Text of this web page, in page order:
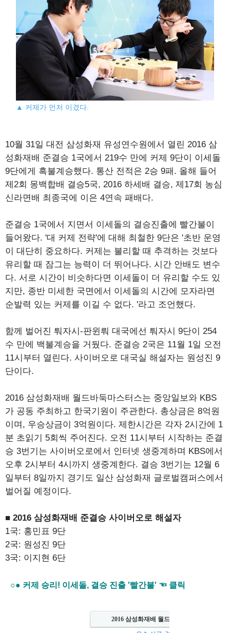
▲ 커제가 먼저 이겼다.
10월 31일 대전 삼성화재 유성연수원에서 열린 2016 삼
성화재배 준결승 1국에서 219수 만에 커제 9단이 이세돌
9단에게 흑불계승했다. 통산 전적은 2승 9패. 올해 들어
제2회 몽백합배 결승5국, 2016 하세배 결승, 제17회 농심
신라면배 최종국에 이은 4연속 패배다.
준결승 1국에서 지면서 이세돌의 결승진출에 빨간불이
들어왔다. '대 커제 전략'에 대해 최철한 9단은 '초반 운영
이 대단히 중요하다. 커제는 불리할 때 추격하는 것보다
유리할 때 잠그는 능력이 더 뛰어나다. 시간 안배도 변수
다. 서로 시간이 비슷하다면 이세돌이 더 유리할 수도 있
지만, 종반 미세한 국면에서 이세돌의 시간에 모자라면
순발력 있는 커제를 이길 수 없다. '라고 조언했다.
함께 벌어진 퉈자시-판윈뤄 대국에선 퉈자시 9단이 254
수 만에 백불계승을 거뒀다. 준결승 2국은 11월 1일 오전
11시부터 열린다. 사이버오로 대국실 해설자는 원성진 9
단이다.
2016 삼성화재배 월드바둑마스터스는 중앙일보와 KBS
가 공동 주최하고 한국기원이 주관한다. 총상금은 8억원
이며, 우승상금이 3억원이다. 제한시간은 각자 2시간에 1
분 초읽기 5회씩 주어진다. 오전 11시부터 시작하는 준결
승 3번기는 사이버오로에서 인터넷 생중계하며 KBS에서
오후 2시부터 4시까지 생중계한다. 결승 3번기는 12월 6
일부터 8일까지 경기도 일산 삼성화재 글로벌캠퍼스에서
벌어질 예정이다.
■ 2016 삼성화재배 준결승 사이버오로 해설자
1국: 홍민표 9단
2국: 원성진 9단
3국: 이지현 6단
○● 커제 승리! 이세돌, 결승 진출 '빨간불' ☜ 클릭